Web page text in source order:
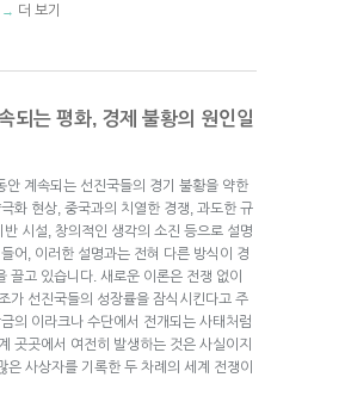
→ 더 보기
되는 평화, 경제 불황의 원인일
안 계속되는 선진국들의 경기 불황을 약한
화 현상, 중국과의 치열한 경쟁, 과도한 규
시설, 창의적인 생각의 소진 등으로 설명
어, 이러한 설명과는 전혀 다른 방식이 경
끌고 있습니다. 새로운 이론은 전쟁 없이
가 선진국들의 성장률을 잠식시킨다고 주
의 이라크나 수단에서 전개되는 사태처럼
곳곳에서 여전히 발생하는 것은 사실이지
은 사상자를 기록한 두 차례의 세계 전쟁이